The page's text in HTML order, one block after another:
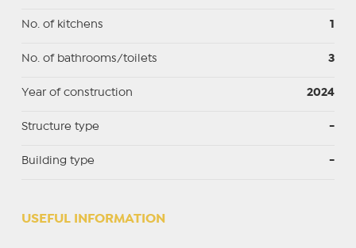
No. of kitchens 1
No. of bathrooms/toilets 3
Year of construction 2024
Structure type -
Building type -
USEFUL INFORMATION